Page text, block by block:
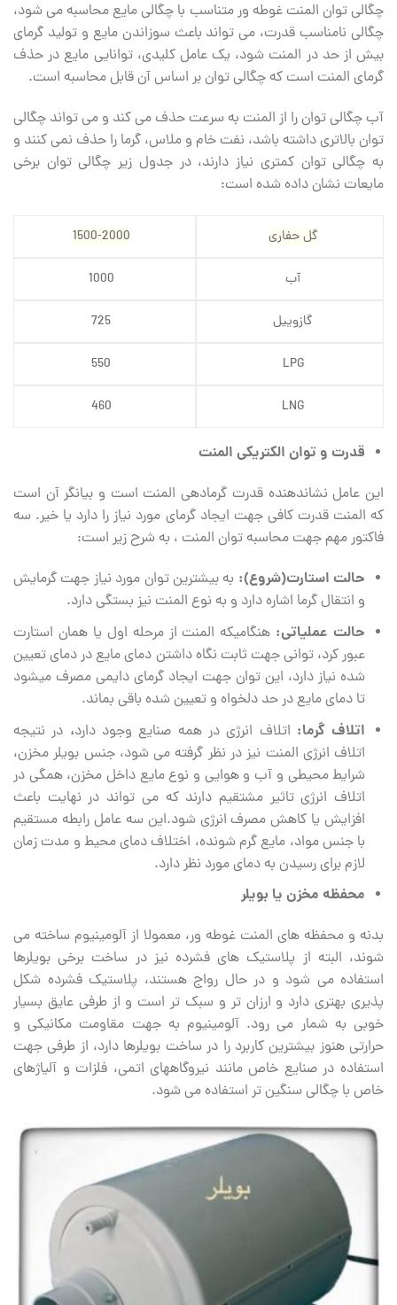
چگالی توان المنت غوطه‏ ور متناسب با چگالی مایع محاسبه می ‏شود،
چگالی نامناسب قدرت، می ‏تواند باعث سوزاندن مایع و تولید گرمای
بیش از حد در المنت شود، یک عامل کلیدی، توانایی مایع در حذف
گرمای المنت است که چگالی توان بر اساس آن قابل محاسبه است.
آب چگالی توان را از المنت به سرعت حذف می ‏کند و می ‏تواند چگالی
توان بالاتری داشته باشد، نفت خام و ملاس، گرما را حذف نمی کنند و
به چگالی توان کمتری نیاز دارند، در جدول زیر چگالی توان برخی
مایعات نشان داده شده است:
گل حفاری 1500-2000
آب 1000
گازوییل 725
LPG
550
LNG
460
قدرت و توان الکتریکی المنت
این عامل نشاندهنده قدرت گرمادهی المنت است و بیانگر آن است
که المنت قدرت کافی جهت ایجاد گرمای مورد نیاز را دارد یا خیر. سه
فاکتور مهم جهت محاسبه توان المنت ، به شرح زیر است:
حالت استارت(شروع): به بیشترین توان مورد نیاز جهت گرمایش
و انتقال گرما اشاره دارد و به نوع المنت نیز بستگی دارد.
حالت عملیاتی: هنگامیکه المنت از مرحله اول یا همان استارت
عبور کرد، توانی جهت ثابت نگاه داشتن دمای مایع در دمای تعیین
شده نیاز دارد، این توان جهت ایجاد گرمای دایمی مصرف می‏شود
تا دمای مایع در حد دلخواه و تعیین شده باقی بماند.
اتلاف گرما: اتلاف انرژی در همه صنایع وجود دارد، در نتیجه
اتلاف انرژی المنت نیز در نظر گرفته می شود، جنس بویلر مخزن،
شرایط محیطی و آب و هوایی و نوع مایع داخل مخزن، همگی در
اتلاف انرژی تاثیر مشتقیم دارند که می ‏تواند در نهایت باعث
افزایش یا کاهش مصرف انرژی شود.این سه عامل رابطه مستقیم
با جنس مواد، مایع گرم شونده، اختلاف دمای محیط و مدت زمان
لازم برای رسیدن به دمای مورد نظر دارد.
محفظه مخزن یا بویلر
بدنه و محفظه‏ های المنت غوطه ور، معمولا از آلومینیوم ساخته می
‏شوند، البته از پلاستیک های فشرده نیز در ساخت برخی بویلرها
استفاده می ‏شود و در حال رواج هستند، پلاستیک فشرده شکل
پذیری بهتری دارد و ارزان تر و سبک تر است و از طرفی عایق بسیار
خوبی به شمار می ‏رود. آلومینیوم به جهت مقاومت مکانیکی و
حرارتی هنوز بیشترین کاربرد را در ساخت بویلرها دارد، از طرفی جهت
استفاده در صنایع خاص مانند نیروگاه‏های اتمی، فلزات و آلیاژهای
خاص با چگالی سنگین‏ تر استفاده می ‏شود.